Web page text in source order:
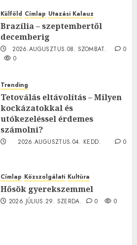
Külföld Címlap Utazási Kalauz
Brazília – szeptembertől
decemberig
2026.AUGUSZTUS.08. SZOMBAT.
0
0
Trending
Tetoválás eltávolítás – Milyen
kockázatokkal és
utókezeléssel érdemes
számolni?
2026.AUGUSZTUS.04. KEDD.
0
Címlap Közszolgálati Kultúra
Hősök gyerekszemmel
2026.JÚLIUS.29. SZERDA. 0 0